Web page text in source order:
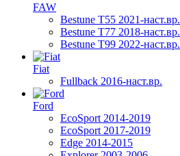
FAW
Bestune T55 2021-наст.вр.
Bestune T77 2018-наст.вр.
Bestune T99 2022-наст.вр.
Fiat
Fullback 2016-наст.вр.
Ford
EcoSport 2014-2019
EcoSport 2017-2019
Edge 2014-2015